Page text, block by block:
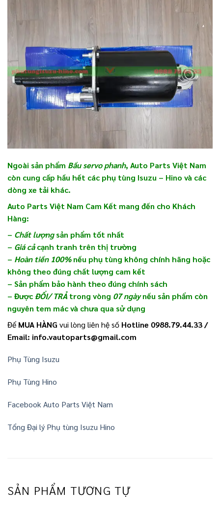
Ngoài sản phẩm Bầu servo phanh, Auto Parts Việt Nam
còn cung cấp hầu hết các phụ tùng Isuzu – Hino và các
dòng xe tải khác.
Auto Parts Việt Nam Cam Kết mang đến cho Khách
Hàng:
– Chất lượngsản phẩm tốt nhất
– Giá cảcạnh tranh trên thị trường
– Hoàn tiền 100%nếu phụ tùng không chính hãng hoặc
không theo đúng chất lượng cam kết
– Sản phẩm bảo hành theo đúng chính sách
– Được ĐỔI/ TRẢtrong vòng 07 ngàynếu sản phẩm còn
nguyên tem mác và chưa qua sử dụng
Để MUA HÀNG vui lòng liên hệ số Hotline 0988.79.44.33 /
Email: info.vautoparts@gmail.com
Phụ Tùng Isuzu
Phụ Tùng Hino
Facebook Auto Parts Việt Nam
Tổng Đại lý Phụ tùng Isuzu Hino
SẢN PHẨM TƯƠNG TỰ